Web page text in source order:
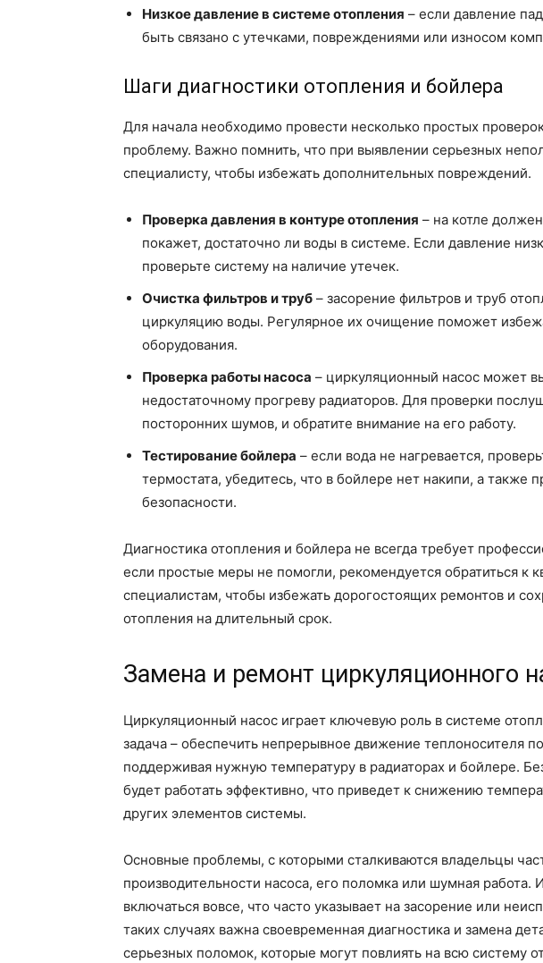
Низкое давление в системе отопления – если давление
быть связано с утечками, повреждениями или износом
Шаги диагностики отопления и бойлера
Для начала необходимо провести несколько простых
проблему. Важно помнить, что при выявлении серьезных
специалисту, чтобы избежать дополнительных повреждений.
Проверка давления в контуре отопления – на котле
покажет, достаточно ли воды в системе. Если давление
проверьте систему на наличие утечек.
Очистка фильтров и труб – засорение фильтров и труб
циркуляцию воды. Регулярное их очищение поможет
оборудования.
Проверка работы насоса – циркуляционный насос может
недостаточному прогреву радиаторов. Для проверки
посторонних шумов, и обратите внимание на его работу.
Тестирование бойлера – если вода не нагревается,
термостата, убедитесь, что в бойлере нет накипи, а также
безопасности.
Диагностика отопления и бойлера не всегда требует
если простые меры не помогли, рекомендуется обратиться к
специалистам, чтобы избежать дорогостоящих ремонтов и
отопления на длительный срок.
Замена и ремонт циркуляционного
Циркуляционный насос играет ключевую роль в системе
задача – обеспечить непрерывное движение теплоносителя
поддерживая нужную температуру в радиаторах и бойлере.
будет работать эффективно, что приведет к снижению
других элементов системы.
Основные проблемы, с которыми сталкиваются владельцы
производительности насоса, его поломка или шумная работа.
включаться вовсе, что часто указывает на засорение или
таких случаях важна своевременная диагностика и замена
серьезных поломок, которые могут повлиять на всю систему